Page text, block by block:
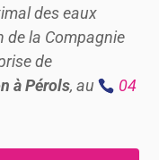
des eaux
de la Compagnie
de
à Pérols, au
04